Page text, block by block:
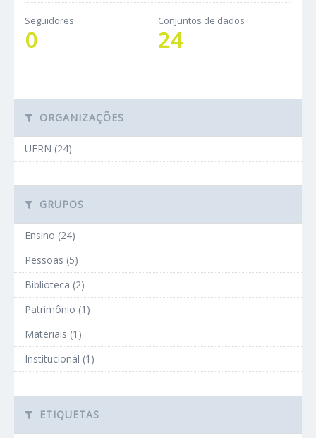
Seguidores
0
Conjuntos de dados
24
ORGANIZAÇÕES
UFRN (24)
GRUPOS
Ensino (24)
Pessoas (5)
Biblioteca (2)
Patrimônio (1)
Materiais (1)
Institucional (1)
ETIQUETAS